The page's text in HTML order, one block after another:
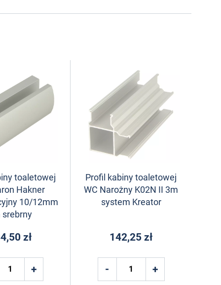
toaletowej
Hakner
10/12mm
srebrny
zł
Profil kabiny toaletowej
WC Narożny K02N II 3m
system Kreator
142,25 zł